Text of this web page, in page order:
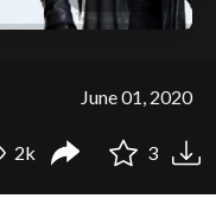
June 01, 2020
2k 3